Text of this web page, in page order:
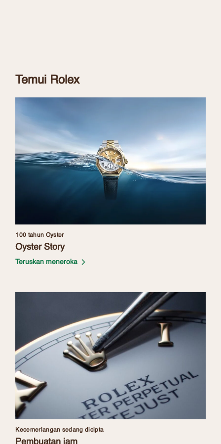
Temui Rolex
100 tahun Oyster
Oyster Story
Teruskan meneroka
Kecemerlangan sedang dicipta
Pembuatan jam